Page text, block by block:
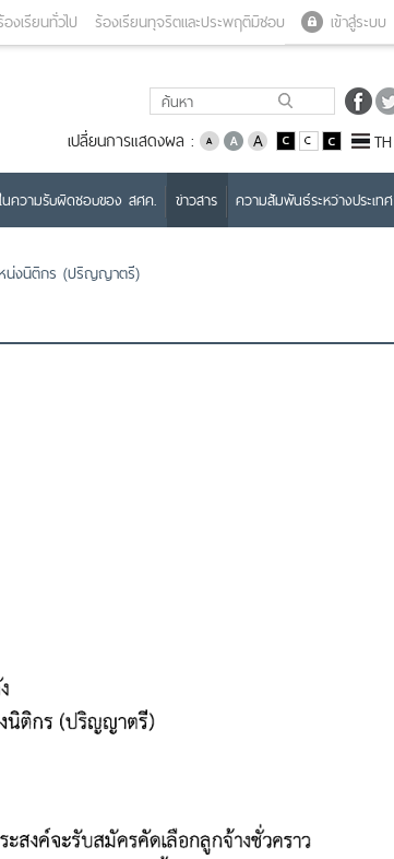
เข้าสู่ระบบ
องเรียนทั่วไป ร้องเรียนทุจริตและประพฤติมิชอบ
เปลี่ยนการแสดงผล : TH
ความรับผิดชอบของ สศค. ข่าวสาร ความสัมพันธ์ระหว่างประเทศ
หน่งนิติกร (ปริญญาตรี)